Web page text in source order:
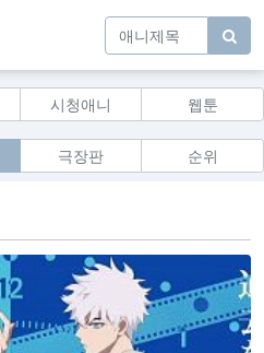
시청애니 웹툰
극장판 순위